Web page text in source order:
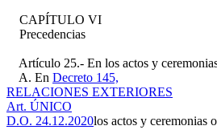
CAPÍTULO VI
Precedencias
Artículo 25.- En los actos y
A. En Decreto 145,
RELACIONES EXTERIORES
Art. ÚNICO
D.O. 24.12.2020los actos y ceremonias